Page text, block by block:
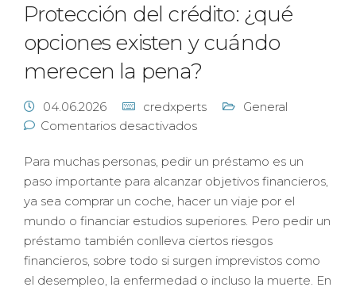
Protección del crédito: ¿qué
opciones existen y cuándo
merecen la pena?
04.06.2026 credxperts
General
Comentarios desactivados
Para muchas personas, pedir un préstamo es un
paso importante para alcanzar objetivos financieros,
ya sea comprar un coche, hacer un viaje por el
mundo o financiar estudios superiores. Pero pedir un
préstamo también conlleva ciertos riesgos
financieros, sobre todo si surgen imprevistos como
el desempleo, la enfermedad o incluso la muerte. En